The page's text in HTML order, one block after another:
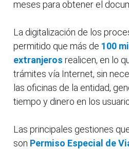
meses para obtener el
La digitalización de los
permitido que más de 100
extranjeros realicen, en lo
trámites vía Internet, sin
las oficinas de la entidad,
tiempo y dinero en los
Las principales gestiones
son Permiso Especial de